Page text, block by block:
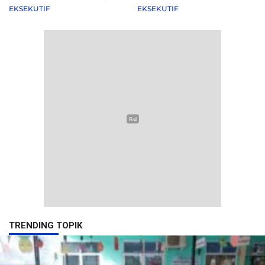
EKSEKUTIF
Agenda Pemkot
EKSEKUTIF
TRENDING TOPIK